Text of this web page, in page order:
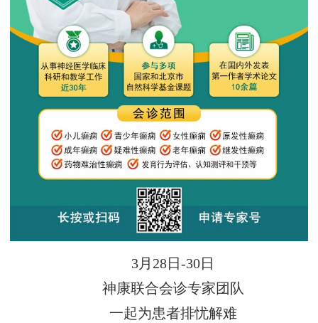
3月28日-30日
神康联合会诊专家团队
一起为患者排忧解难